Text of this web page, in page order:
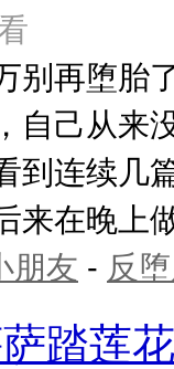
别再堕胎
自己从来
到连续几
来在晚上
朋友 - 反
踏莲